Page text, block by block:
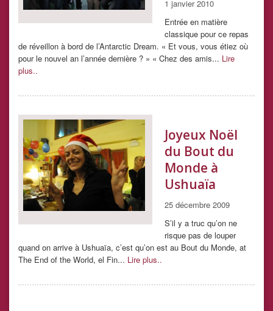
1 janvier 2010
Entrée en matière
classique pour ce repas
de réveillon à bord de l’Antarctic Dream. « Et vous, vous étiez où
pour le nouvel an l’année dernière ? » « Chez des amis... Lire
plus..
Joyeux Noël
du Bout du
Monde à
Ushuaïa
25 décembre 2009
S’il y a truc qu’on ne
risque pas de louper
quand on arrive à Ushuaïa, c’est qu’on est au Bout du Monde, at
The End of the World, el Fin... Lire plus..